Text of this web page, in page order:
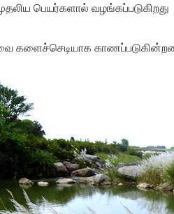
பெயர்களால் வழங்கப்படுகிறது
களைச்செடியாக